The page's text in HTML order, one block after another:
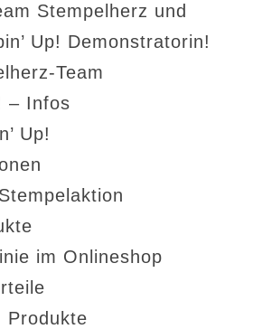
Stempelherz und
Up! Demonstratorin!
Team
– Infos
Up!
im Onlineshop
Produkte